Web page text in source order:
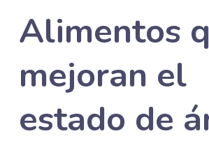
Alimentos
mejoran el
estado de